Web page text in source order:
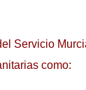
Servicio
como: